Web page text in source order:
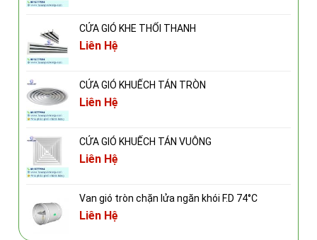
CỬA GIÓ KHE THỔI THANH
Liên Hệ
CỬA GIÓ KHUẾCH TÁN TRÒN
Liên Hệ
CỬA GIÓ KHUẾCH TÁN VUÔNG
Liên Hệ
Van gió tròn chặn lửa ngăn khói F.D 74°C
Liên Hệ